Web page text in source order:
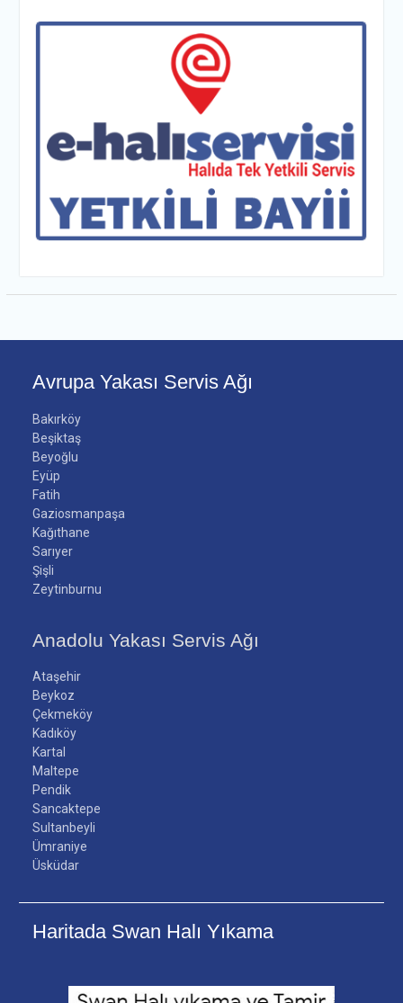
Avrupa Yakası Servis Ağı
Bakırköy
Beşiktaş
Beyoğlu
Eyüp
Fatih
Gaziosmanpaşa
Kağıthane
Sarıyer
Şişli
Zeytinburnu
Anadolu Yakası Servis Ağı
Ataşehir
Beykoz
Çekmeköy
Kadıköy
Kartal
Maltepe
Pendik
Sancaktepe
Sultanbeyli
Ümraniye
Üsküdar
Haritada Swan Halı Yıkama